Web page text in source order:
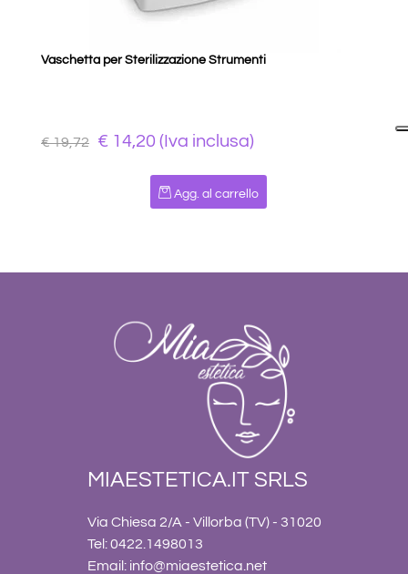
Vaschetta per Sterilizzazione Strumenti
€ 19,72 € 14,20 (Iva inclusa)
Quantità
Agg. al carrello
MIAESTETICA.IT SRLS
Via Chiesa 2/A - Villorba (TV) - 31020
Tel: 0422.1498013
Email: info@miaestetica.net